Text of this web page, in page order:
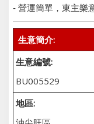
- 營運簡單，東主樂
生意簡介:
生意編號:
BU005529
地區: